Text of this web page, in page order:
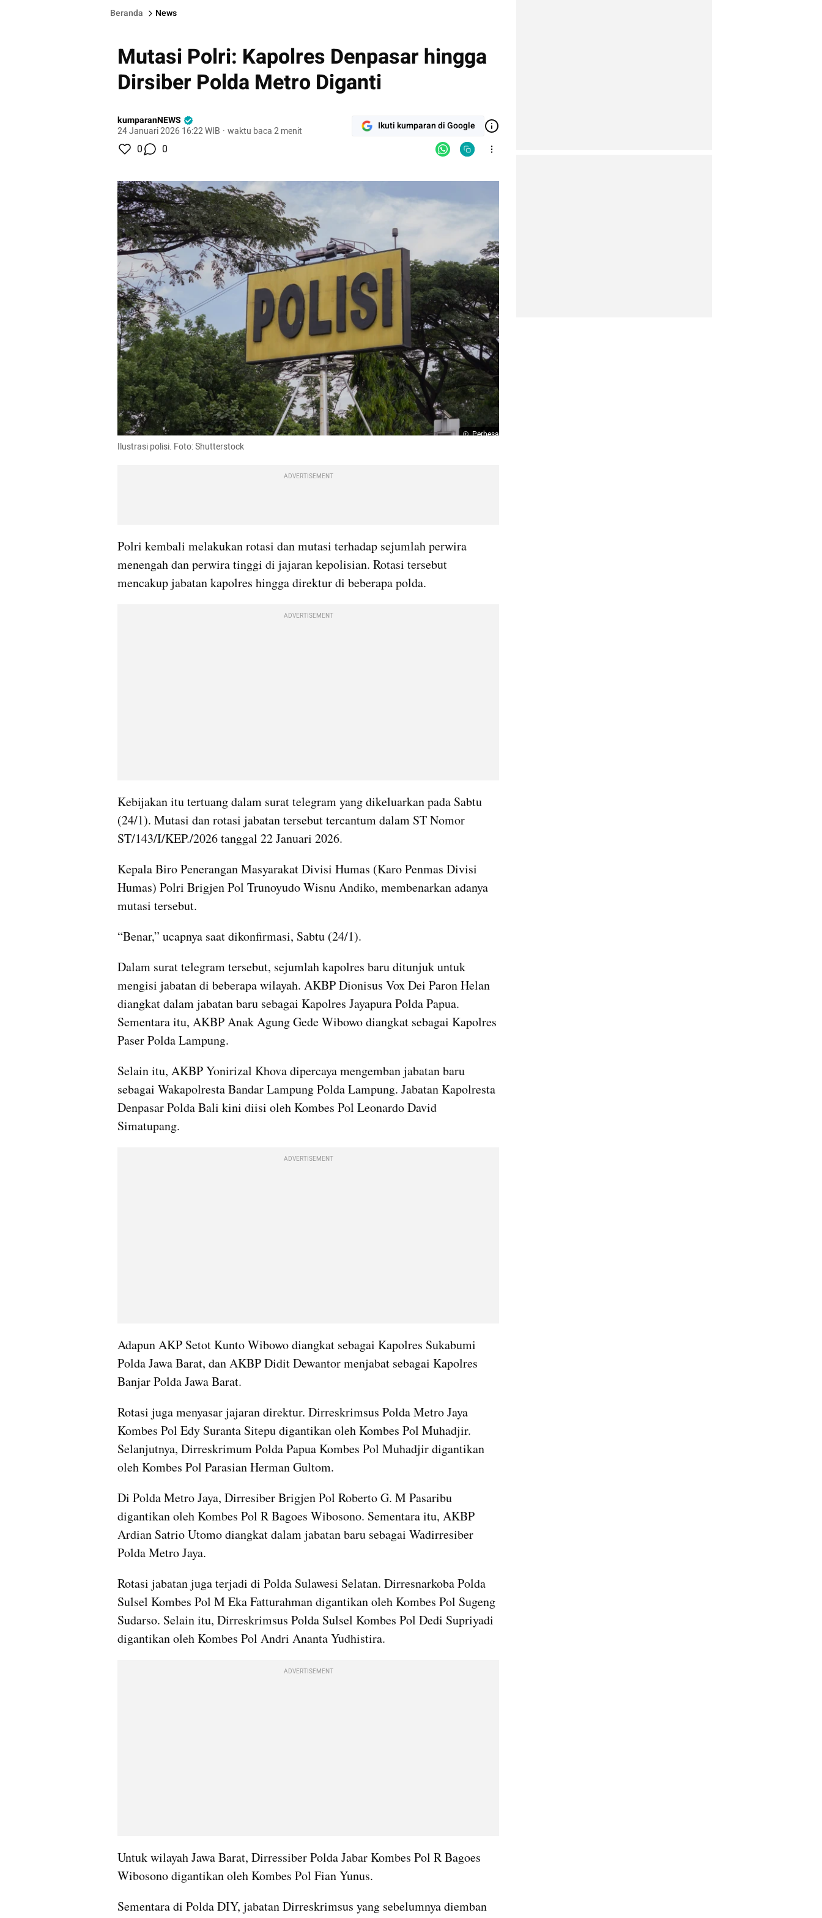
Beranda News
Mutasi Polri: Kapolres Denpasar hingga
Dirsiber Polda Metro Diganti
kumparanNEWS
24 Januari 2026 16:22 WIB · waktu baca 2 menit Ikuti kumparan di Google
0 0
Perbesar
Ilustrasi polisi. Foto: Shutterstock
ADVERTISEMENT
Polri kembali melakukan rotasi dan mutasi terhadap sejumlah perwira
menengah dan perwira tinggi di jajaran kepolisian. Rotasi tersebut
mencakup jabatan kapolres hingga direktur di beberapa polda.
ADVERTISEMENT
Kebijakan itu tertuang dalam surat telegram yang dikeluarkan pada Sabtu
(24/1). Mutasi dan rotasi jabatan tersebut tercantum dalam ST Nomor
ST/143/I/KEP./2026 tanggal 22 Januari 2026.
Kepala Biro Penerangan Masyarakat Divisi Humas (Karo Penmas Divisi
Humas) Polri Brigjen Pol Trunoyudo Wisnu Andiko, membenarkan adanya
mutasi tersebut.
“Benar,” ucapnya saat dikonfirmasi, Sabtu (24/1).
Dalam surat telegram tersebut, sejumlah kapolres baru ditunjuk untuk
mengisi jabatan di beberapa wilayah. AKBP Dionisus Vox Dei Paron Helan
diangkat dalam jabatan baru sebagai Kapolres Jayapura Polda Papua.
Sementara itu, AKBP Anak Agung Gede Wibowo diangkat sebagai Kapolres
Paser Polda Lampung.
Selain itu, AKBP Yonirizal Khova dipercaya mengemban jabatan baru
sebagai Wakapolresta Bandar Lampung Polda Lampung. Jabatan Kapolresta
Denpasar Polda Bali kini diisi oleh Kombes Pol Leonardo David
Simatupang.
ADVERTISEMENT
Adapun AKP Setot Kunto Wibowo diangkat sebagai Kapolres Sukabumi
Polda Jawa Barat, dan AKBP Didit Dewantor menjabat sebagai Kapolres
Banjar Polda Jawa Barat.
Rotasi juga menyasar jajaran direktur. Dirreskrimsus Polda Metro Jaya
Kombes Pol Edy Suranta Sitepu digantikan oleh Kombes Pol Muhadjir.
Selanjutnya, Dirreskrimum Polda Papua Kombes Pol Muhadjir digantikan
oleh Kombes Pol Parasian Herman Gultom.
Di Polda Metro Jaya, Dirresiber Brigjen Pol Roberto G. M Pasaribu
digantikan oleh Kombes Pol R Bagoes Wibosono. Sementara itu, AKBP
Ardian Satrio Utomo diangkat dalam jabatan baru sebagai Wadirresiber
Polda Metro Jaya.
Rotasi jabatan juga terjadi di Polda Sulawesi Selatan. Dirresnarkoba Polda
Sulsel Kombes Pol M Eka Fatturahman digantikan oleh Kombes Pol Sugeng
Sudarso. Selain itu, Dirreskrimsus Polda Sulsel Kombes Pol Dedi Supriyadi
digantikan oleh Kombes Pol Andri Ananta Yudhistira.
ADVERTISEMENT
Untuk wilayah Jawa Barat, Dirressiber Polda Jabar Kombes Pol R Bagoes
Wibosono digantikan oleh Kombes Pol Fian Yunus.
Sementara di Polda DIY, jabatan Dirreskrimsus yang sebelumnya diemban